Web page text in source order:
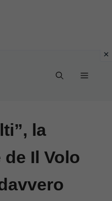
Menu
la
Il Volo